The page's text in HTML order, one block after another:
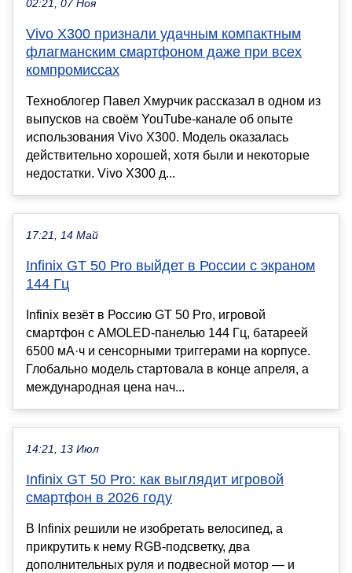
02:21, 07 Ноя
Vivo X300 признали удачным компактным
флагманским смартфоном даже при всех
компромиссах
Техноблогер Павел Хмурчик рассказал в одном из
выпусков на своём YouTube-канале об опыте
использования Vivo X300. Модель оказалась
действительно хорошей, хотя были и некоторые
недостатки. Vivo X300 д...
17:21, 14 Май
Infinix GT 50 Pro выйдет в России с экраном
144 Гц
Infinix везёт в Россию GT 50 Pro, игровой
смартфон с AMOLED-панелью 144 Гц, батареей
6500 мА·ч и сенсорными триггерами на корпусе.
Глобально модель стартовала в конце апреля, а
международная цена нач...
14:21, 13 Июл
Infinix GT 50 Pro: как выглядит игровой
смартфон в 2026 году
В Infinix решили не изобретать велосипед, а
прикрутить к нему RGB-подсветку, два
дополнительных руля и подвесной мотор — и